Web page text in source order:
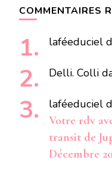
COMMENTAIRES
laféeduciel
Delli. Colli
laféeduciel
Votre rdv
transit de
Décembre